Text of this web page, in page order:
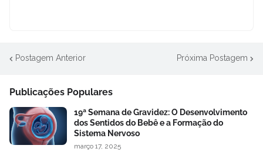
Postagem Anterior Próxima Postagem
Publicações Populares
19ª Semana de Gravidez: O Desenvolvimento
dos Sentidos do Bebê e a Formação do
Sistema Nervoso
março 17, 2025